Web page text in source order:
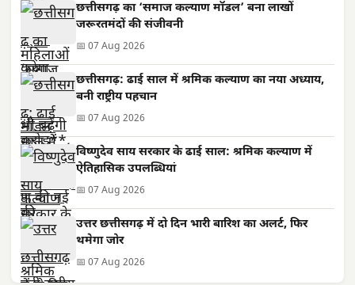
छत्तीसगढ़ का ‘समाज कल्याण मॉडल’ बना लाखों
जरूरतमंदों की संजीवनी
📅 07 Aug 2026
छत्तीसगढ़: ढाई साल में श्रमिक कल्याण का नया अध्याय,
बनी राष्ट्रीय पहचान
📅 07 Aug 2026
विष्णुदेव साय सरकार के ढाई साल: श्रमिक कल्याण में
ऐतिहासिक उपलब्धियां
📅 07 Aug 2026
उत्तर छत्तीसगढ़ में दो दिन भारी बारिश का अलर्ट, फिर
थमेगा जोर
📅 07 Aug 2026